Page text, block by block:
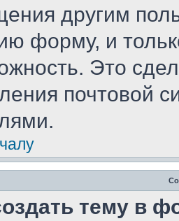
другим
форму, и
Это
почтовой
тему в